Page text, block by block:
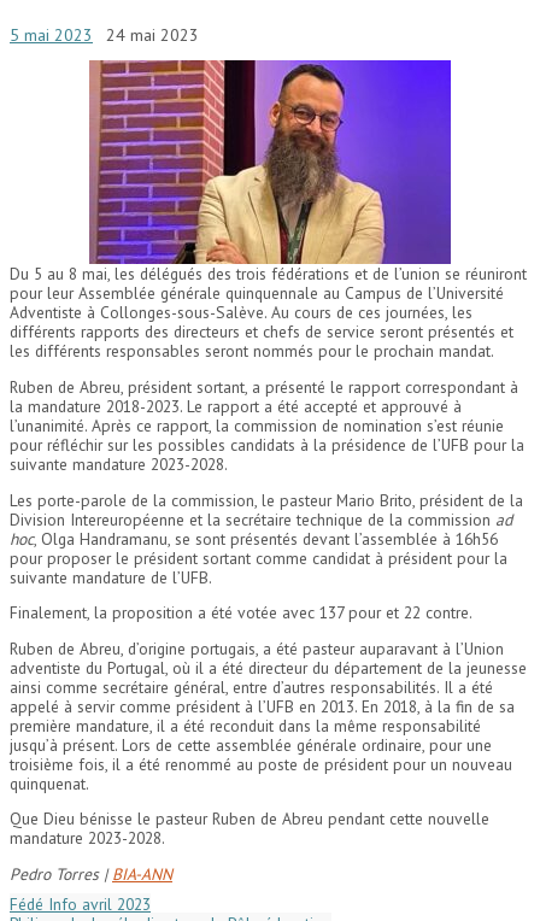
5 mai 2023 24 mai 2023
Du 5 au 8 mai, les délégués des trois fédérations et de l’union se réuniront
pour leur Assemblée générale quinquennale au Campus de l’Université
Adventiste à Collonges-sous-Salève. Au cours de ces journées, les
différents rapports des directeurs et chefs de service seront présentés et
les différents responsables seront nommés pour le prochain mandat.
Ruben de Abreu, président sortant, a présenté le rapport correspondant à
la mandature 2018-2023. Le rapport a été accepté et approuvé à
l’unanimité. Après ce rapport, la commission de nomination s’est réunie
pour réfléchir sur les possibles candidats à la présidence de l’UFB pour la
suivante mandature 2023-2028.
Les porte-parole de la commission, le pasteur Mario Brito, président de la
Division Intereuropéenne et la secrétaire technique de la commission ad
hoc, Olga Handramanu, se sont présentés devant l’assemblée à 16h56
pour proposer le président sortant comme candidat à président pour la
suivante mandature de l’UFB.
Finalement, la proposition a été votée avec 137 pour et 22 contre.
Ruben de Abreu, d’origine portugais, a été pasteur auparavant à l’Union
adventiste du Portugal, où il a été directeur du département de la jeunesse
ainsi comme secrétaire général, entre d’autres responsabilités. Il a été
appelé à servir comme président à l’UFB en 2013. En 2018, à la fin de sa
première mandature, il a été reconduit dans la même responsabilité
jusqu’à présent. Lors de cette assemblée générale ordinaire, pour une
troisième fois, il a été renommé au poste de président pour un nouveau
quinquenat.
Que Dieu bénisse le pasteur Ruben de Abreu pendant cette nouvelle
mandature 2023-2028.
Pedro Torres |BIA-ANN
Fédé Info avril 2023